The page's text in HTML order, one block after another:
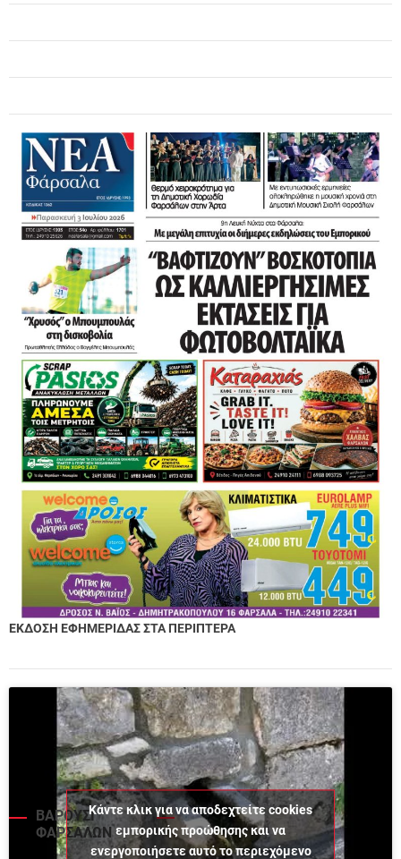
ΕΚΔΟΣΗ ΕΦΗΜΕΡΙΔΑΣ ΣΤΑ ΠΕΡΙΠΤΕΡΑ
ΒΑΡΟΥΣΙ
ΦΑΡΣΑΛΩΝ
Κάντε κλικ για να αποδεχτείτε cookies
εμπορικής προώθησης και να
ενεργοποιήσετε αυτό το περιεχόμενο